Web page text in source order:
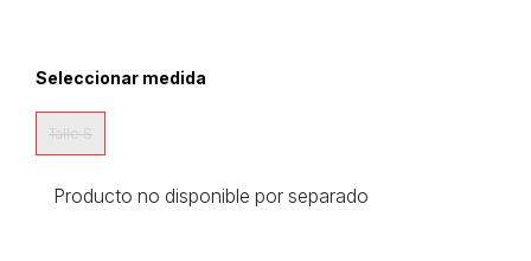
Seleccionar medida
Talle S
Producto no disponible por separado